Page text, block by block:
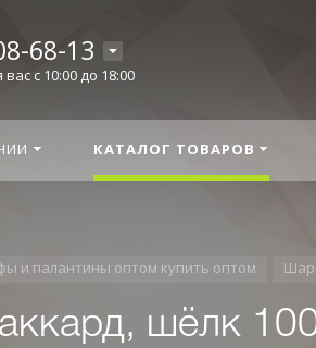
68-13
с 10:00 до 18:00
КАТАЛОГ ТОВАРОВ
и палантины оптом купить оптом
шёлк